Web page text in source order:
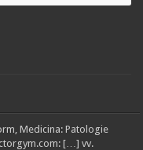
Medicina: Patologie
[…] vv.